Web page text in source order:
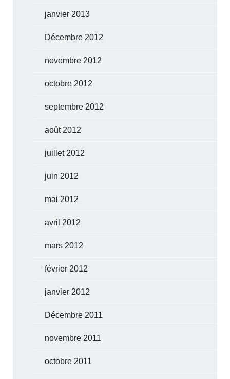
janvier 2013
Décembre 2012
novembre 2012
octobre 2012
septembre 2012
août 2012
juillet 2012
juin 2012
mai 2012
avril 2012
mars 2012
février 2012
janvier 2012
Décembre 2011
novembre 2011
octobre 2011